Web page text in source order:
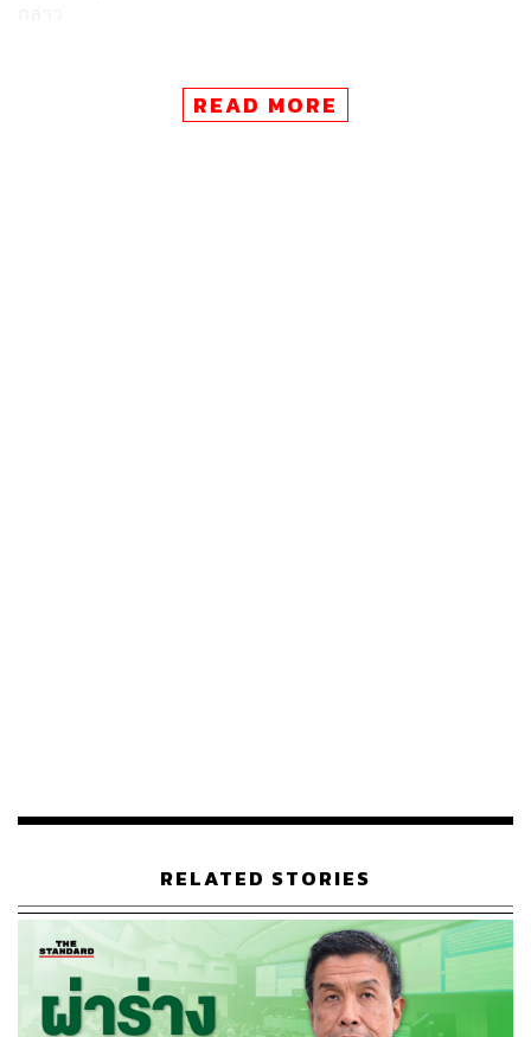
กระจายยิบย่อยไปอีก ไม่ได้อยู่ในแพลตฟอร์มใดแพลตฟอร์ม
หนึ่ง การหาเสียงแบบเดิมๆ จึงใช้ไม่ได้แล้ว ดังนั้นนี่จึงเป็น
การเลือกตั้งผู้ว่าฯ กทม.ตั้งแต่วันที่ 20 กุมภาพันธ์ 2565 ถึงวัน
ที่ 21 พฤษภาคม 2565 ผ่านเครื่องมือ Zocial Eye พบว่า
ประมาณ 15% หรือ 30,000 กว่าข้อความเป็นข้อความที่พูด
ถึงสื่อมวลชน รายการดีเบต ประชันวิสัยทัศน์ หรือรายการ
พิเศษที่สื่อแต่ละสำนักได้มีการทำขึ้นเพื่อการเลือกตั้งผู้ว่าฯ
READ MORE
RELATED STORIES